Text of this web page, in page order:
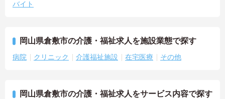
バイト
岡山県倉敷市の介護・福祉求人を施設業態で探す
病院 クリニック 介護福祉施設 在宅医療 その他
岡山県倉敷市の介護・福祉求人をサービス内容で探す